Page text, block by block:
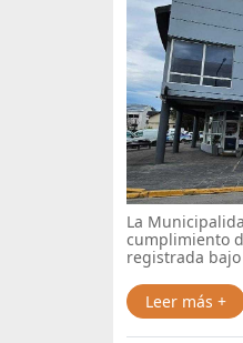
La
cumplimiento
registrada bajo
Leer más +